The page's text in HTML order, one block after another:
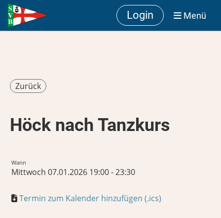
Login Menü
Zurück
Höck nach Tanzkurs
Wann
Mittwoch 07.01.2026 19:00 - 23:30
Termin zum Kalender hinzufügen (.ics)